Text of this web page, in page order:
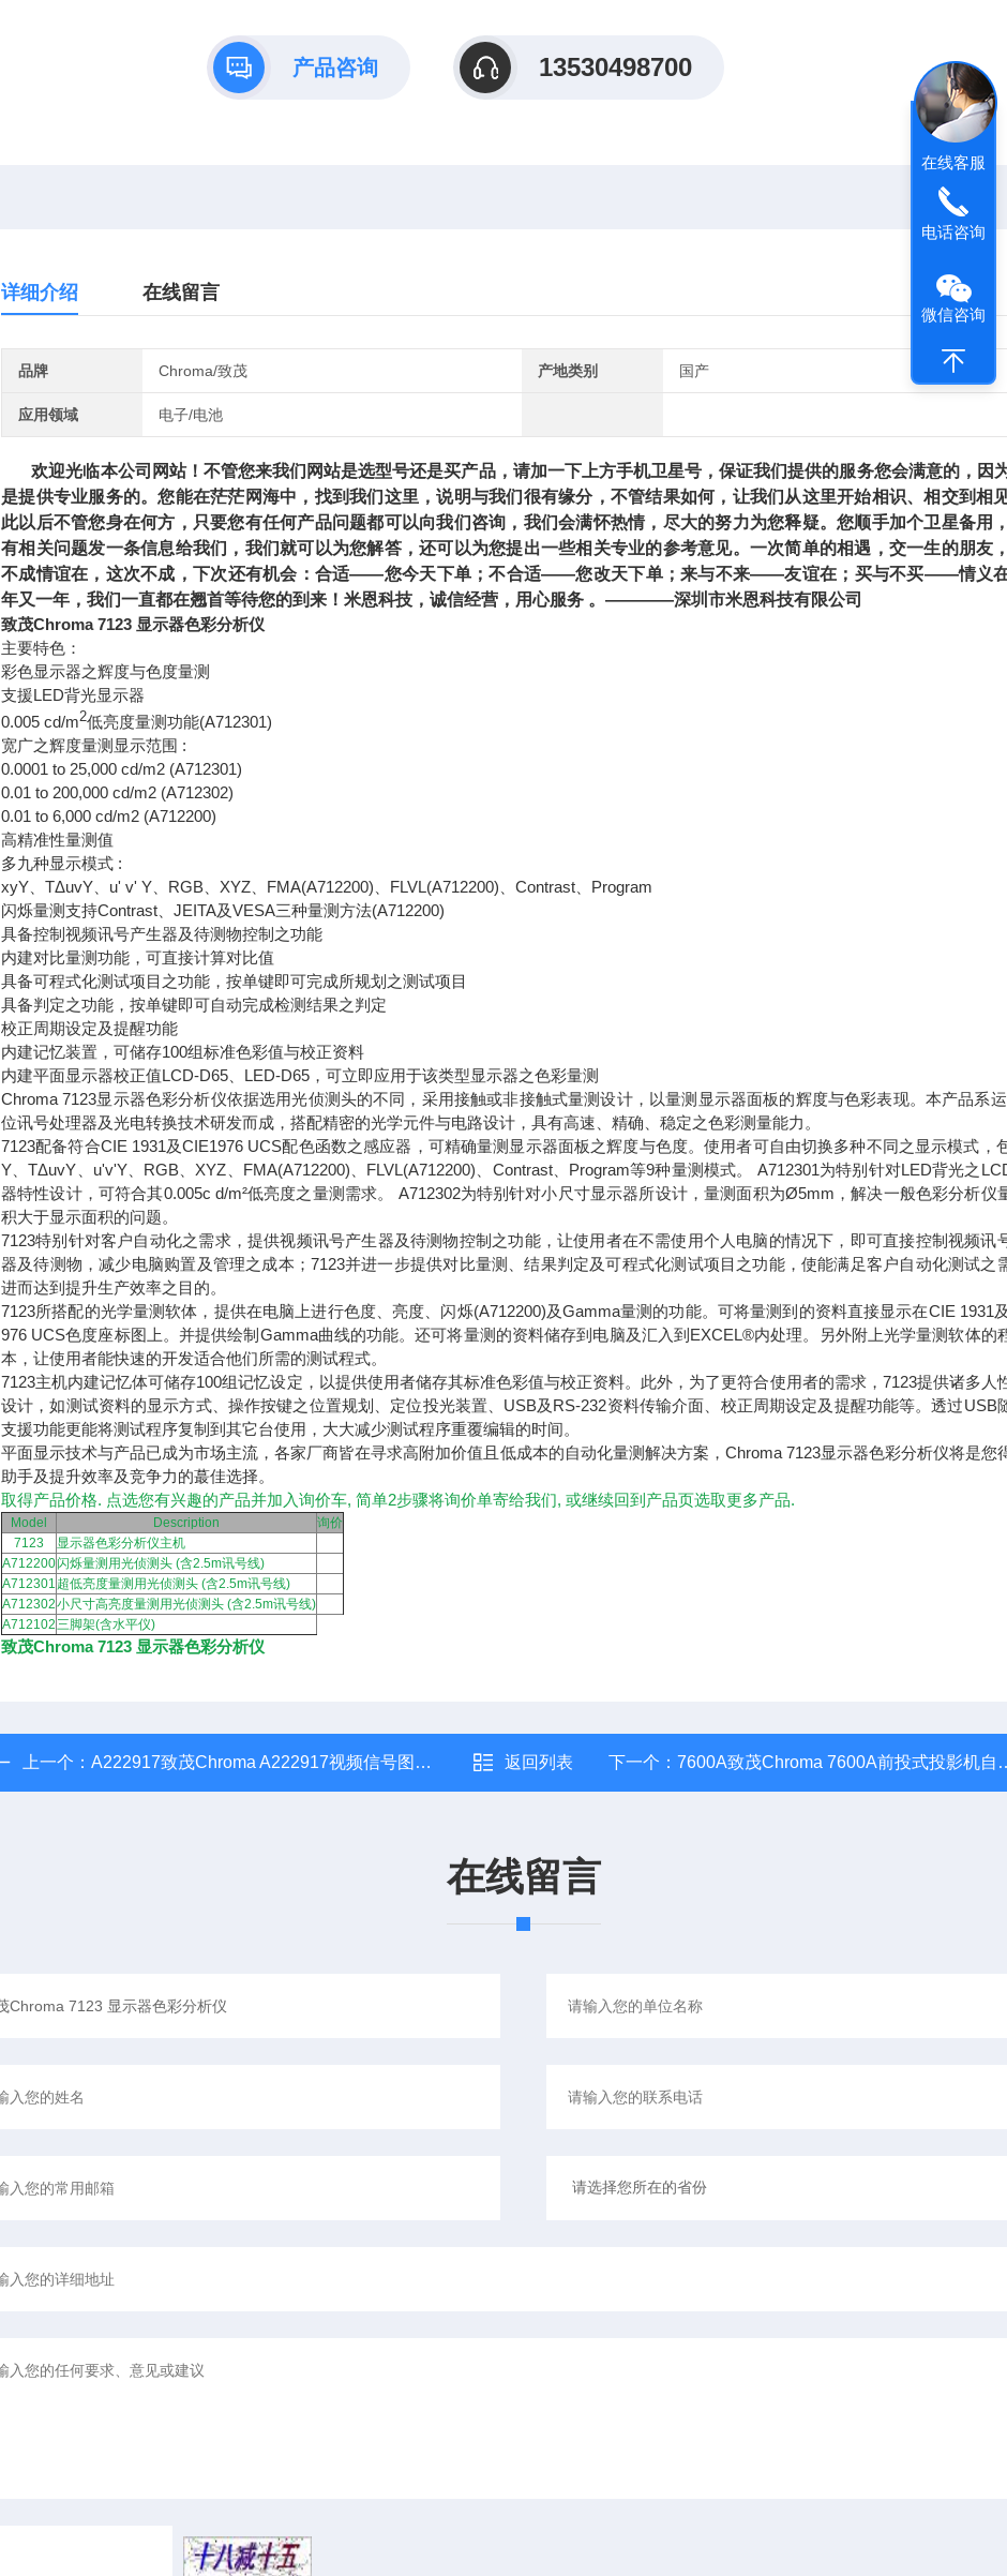
0.01 to 6,000 cd/m2 （A712200）
高精准性量测
产品咨询 13530498700
详细介绍 在线留言
品牌 Chroma/致茂 产地类别 国产
应用领域 电子/电池
欢迎光临本公司网站！不管您来我们网站是选型号还是买产品，请加一下上方手机卫星号，保证我们提供的服务您会满意的，因
是提供专业服务的。您能在茫茫网海中，找到我们这里，说明与我们很有缘分，不管结果如何，让我们从这里开始相识、相交到相
此以后不管您身在何方，只要您有任何产品问题都可以向我们咨询，我们会满怀热情，尽大的努力为您释疑。您顺手加个卫星备用
有相关问题发一条信息给我们，我们就可以为您解答，还可以为您提出一些相关专业的参考意见。一次简单的相遇，交一生的朋友
不成情谊在，这次不成，下次还有机会：合适——您今天下单；不合适——您改天下单；来与不来——友谊在；买与不买——情义
年又一年，我们一直都在翘首等待您的到来！米恩科技，诚信经营，用心服务 。————深圳市米恩科技有限公司
致茂Chroma 7123 显示器色彩分析仪
主要特色：
彩色显示器之辉度与色度量测
支援LED背光显示器
0.005 cd/m2低亮度量测功能(A712301)
宽广之辉度量测显示范围 :
0.0001 to 25,000 cd/m2 (A712301)
0.01 to 200,000 cd/m2 (A712302)
0.01 to 6,000 cd/m2 (A712200)
高精准性量测值
多九种显示模式 :
xyY、TΔuvY、u' v' Y、RGB、XYZ、FMA(A712200)、FLVL(A712200)、Contrast、Program
闪烁量测支持Contrast、JEITA及VESA三种量测方法(A712200)
具备控制视频讯号产生器及待测物控制之功能
内建对比量测功能，可直接计算对比值
具备可程式化测试项目之功能，按单键即可完成所规划之测试项目
具备判定之功能，按单键即可自动完成检测结果之判定
校正周期设定及提醒功能
内建记忆装置，可储存100组标准色彩值与校正资料
内建平面显示器校正值LCD-D65、LED-D65，可立即应用于该类型显示器之色彩量测
Chroma 7123显示器色彩分析仪依据选用光侦测头的不同，采用接触或非接触式量测设计，以量测显示器面板的辉度与色彩表现。本产品系
位讯号处理器及光电转换技术研发而成，搭配精密的光学元件与电路设计，具有高速、精确、稳定之色彩测量能力。
7123配备符合CIE 1931及CIE1976 UCS配色函数之感应器，可精确量测显示器面板之辉度与色度。使用者可自由切换多种不同之显示模式，
Y、TΔuvY、u'v'Y、RGB、XYZ、FMA(A712200)、FLVL(A712200)、Contrast、Program等9种量测模式。 A712301为特别针对LED背光之
器特性设计，可符合其0.005c d/m²低亮度之量测需求。 A712302为特别针对小尺寸显示器所设计，量测面积为Ø5mm，解决一般色彩分析仪
积大于显示面积的问题。
7123特别针对客户自动化之需求，提供视频讯号产生器及待测物控制之功能，让使用者在不需使用个人电脑的情况下，即可直接控制视频讯
器及待测物，减少电脑购置及管理之成本；7123并进一步提供对比量测、结果判定及可程式化测试项目之功能，使能满足客户自动化测试之
进而达到提升生产效率之目的。
7123所搭配的光学量测软体，提供在电脑上进行色度、亮度、闪烁(A712200)及Gamma量测的功能。可将量测到的资料直接显示在CIE 1931
976 UCS色度座标图上。并提供绘制Gamma曲线的功能。还可将量测的资料储存到电脑及汇入到EXCEL®内处理。另外附上光学量测软体的
本，让使用者能快速的开发适合他们所需的测试程式。
7123主机内建记忆体可储存100组记忆设定，以提供使用者储存其标准色彩值与校正资料。此外，为了更符合使用者的需求，7123提供诸多人
设计，如测试资料的显示方式、操作按键之位置规划、定位投光装置、USB及RS-232资料传输介面、校正周期设定及提醒功能等。透过USB
支援功能更能将测试程序复制到其它台使用，大大减少测试程序重覆编辑的时间。
平面显示技术与产品已成为市场主流，各家厂商皆在寻求高附加价值且低成本的自动化量测解决方案，Chroma 7123显示器色彩分析仪将是您
助手及提升效率及竞争力的蕞佳选择。
取得产品价格. 点选您有兴趣的产品并加入询价车, 简单2步骤将询价单寄给我们, 或继续回到产品页选取更多产品.
Model Description
询价
7123
显示器色彩分析仪主机
A712200闪烁量测用光侦测头 (含2.5m讯号线)
A712301 超低亮度量测用光侦测头 (含2.5m讯号线)
A712302小尺寸高亮度量测用光侦测头 (含2.5m讯号线)
A712102三脚架(含水平仪)
致茂Chroma 7123 显示器色彩分析仪
上一个： A222917致茂Chroma A222917视频信号图像分析模组 返回列表 下一个：7600A致茂Chroma 7600A前投式投影机自动测试系统
在线留言
在线客服
电话咨询
微信咨询